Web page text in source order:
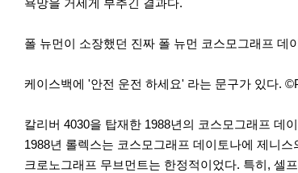
욕망을 거세게 부추긴 결과다.
폴 뉴먼이 소장했던 진짜 폴 뉴먼 코스모그래프 데
케이스백에 '안전 운전 하세요' 라는 문구가 있다.
칼리버 4030을 탑재한 1988년의 코스모그래프 데
1988년 롤렉스는 코스모그래프 데이토나에 제니
크로노그래프 무브먼트는 한정적이었다. 특히, 셀